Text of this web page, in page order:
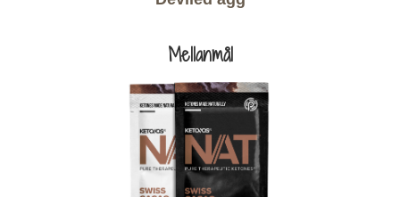
Mellanmål